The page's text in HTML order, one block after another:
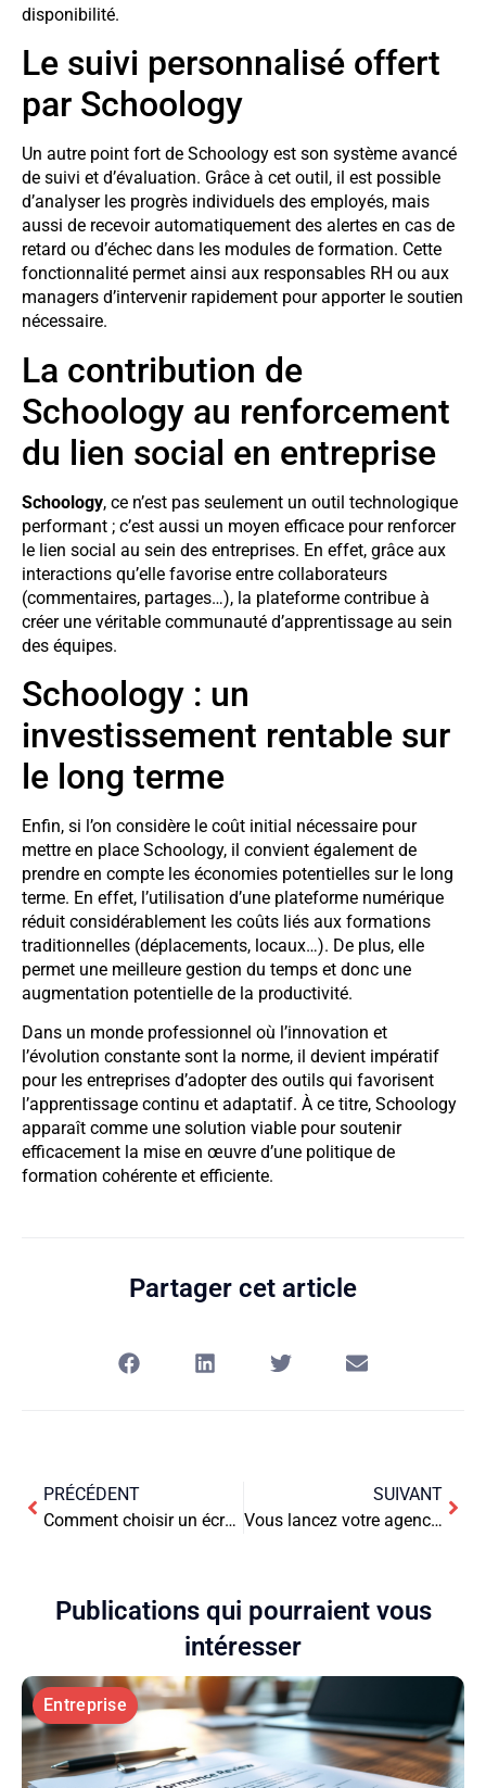
disponibilité.
Le suivi personnalisé offert
par Schoology
Un autre point fort de Schoology est son système avancé
de suivi et d’évaluation. Grâce à cet outil, il est possible
d’analyser les progrès individuels des employés, mais
aussi de recevoir automatiquement des alertes en cas de
retard ou d’échec dans les modules de formation. Cette
fonctionnalité permet ainsi aux responsables RH ou aux
managers d’intervenir rapidement pour apporter le soutien
nécessaire.
La contribution de
Schoology au renforcement
du lien social en entreprise
Schoology, ce n’est pas seulement un outil technologique
performant ; c’est aussi un moyen efficace pour renforcer
le lien social au sein des entreprises. En effet, grâce aux
interactions qu’elle favorise entre collaborateurs
(commentaires, partages…), la plateforme contribue à
créer une véritable communauté d’apprentissage au sein
des équipes.
Schoology : un
investissement rentable sur
le long terme
Enfin, si l’on considère le coût initial nécessaire pour
mettre en place Schoology, il convient également de
prendre en compte les économies potentielles sur le long
terme. En effet, l’utilisation d’une plateforme numérique
réduit considérablement les coûts liés aux formations
traditionnelles (déplacements, locaux…). De plus, elle
permet une meilleure gestion du temps et donc une
augmentation potentielle de la productivité.
Dans un monde professionnel où l’innovation et
l’évolution constante sont la norme, il devient impératif
pour les entreprises d’adopter des outils qui favorisent
l’apprentissage continu et adaptatif. À ce titre, Schoology
apparaît comme une solution viable pour soutenir
efficacement la mise en œuvre d’une politique de
formation cohérente et efficiente.
Partager cet article
PRÉCÉDENT
Comment choisir un écran d’affichage dynamique pour booster votre communication ?
SUIVANT
Vous lancez votre agence immobilière : comment choisir le logiciel adapté ?
Publications qui pourraient vous
intéresser
Entreprise